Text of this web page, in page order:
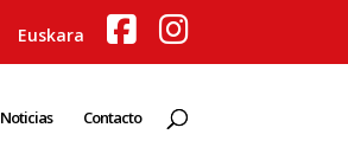
Euskara
Noticias Contacto